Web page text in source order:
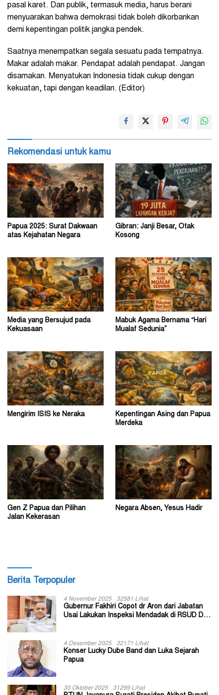
pasal karet. Dan publik, termasuk media, harus berani
menyuarakan bahwa demokrasi tidak boleh dikorbankan
demi kepentingan politik jangka pendek.
Saatnya menempatkan segala sesuatu pada tempatnya.
Makar adalah makar. Pendapat adalah pendapat. Jangan
disamakan. Menyatukan Indonesia tidak cukup dengan
kekuatan, tapi dengan keadilan. (Editor)
Rekomendasi untuk kamu
Papua 2025: Surat Dakwaan
atas Kejahatan Negara
Gibran: Janji Besar, Otak
Kosong
Media yang Bersujud pada
Kekuasaan
Mabuk Agama Bernama “Hari
Mualaf Sedunia”
Mengirim ISIS ke Neraka
Kepentingan Asing dan Papua
Merdeka
Gen Z Papua dan Pilihan
Jalan Kekerasan
Negara Absen, Yesus Hadir
Berita Terpopuler
4 November 2025 32581 Lihat
Gubernur Fakhiri Copot dr Aron dari Jabatan
Usai Lakukan Inspeksi Mendadak di RSUD Dok
4 Desember 2025 32171 Lihat
Konser Lucky Dube Band dan Luka Sejarah
Papua
30 Oktober 2025 31299 Lihat